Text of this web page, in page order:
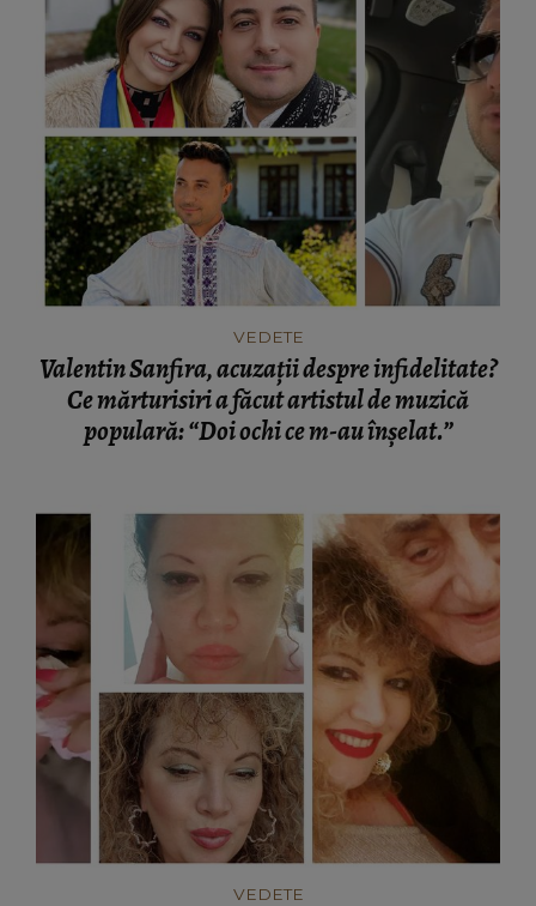
VEDETE
Valentin Sanfira, acuzații despre infidelitate?
Ce mărturisiri a făcut artistul de muzică
populară: “Doi ochi ce m-au înșelat.”
VEDETE